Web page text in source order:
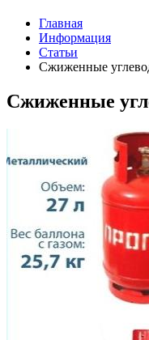
Главная
Информация
Статьи
Сжиженные
Сжиженные